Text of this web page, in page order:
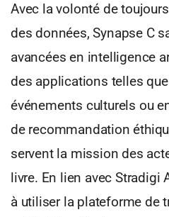
Avec la volonté de
des données, Synapse C
avancées en intelligence
des applications telles
événements culturels ou
de recommandation
servent la mission des
livre. En lien avec Stradigi
à utiliser la plateforme de